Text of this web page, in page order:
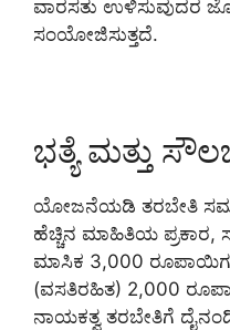
ವಾರಸತು ಉಳಿಸುವುದರ
ಸಂಯೋಜಿಸುತ್ತದೆ.
ಭತ್ಯೆ ಮತ್ತು
ಯೋಜನೆಯಡಿ ತರಬೇತಿ
ಹೆಚ್ಚಿನ ಮಾಹಿತಿಯ ಪ್ರಕಾರ,
ಮಾಸಿಕ 3,000
(ವಸತಿರಹಿತ) 2,000
ನಾಯಕತ್ವ ತರಬೇತಿಗೆ